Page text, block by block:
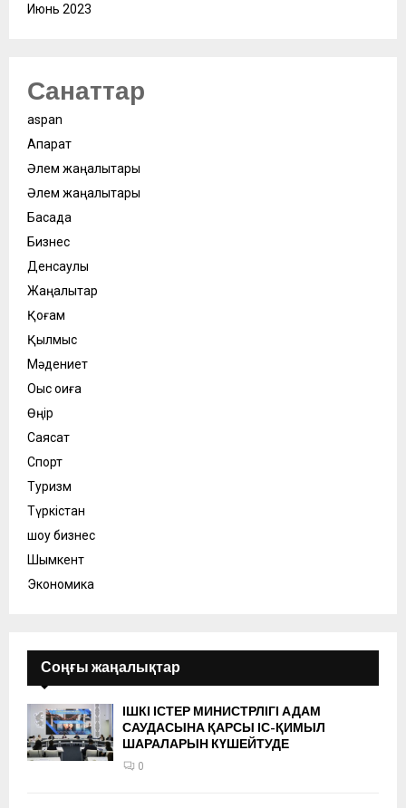
Июнь 2023
Санаттар
aspan
Ақпарат
Әлем жаңалықтары
Әлем жаңалықтары
Басқада
Бизнес
Денсаулық
Жаңалықтар
Қоғам
Қылмыс
Мәдениет
Оқыс оқиға
Өңір
Саясат
Спорт
Туризм
Түркістан
шоу бизнес
Шымкент
Экономика
Соңғы жаңалықтар
ІШКІ ІСТЕР МИНИСТРЛІГІ АДАМ
САУДАСЫНА ҚАРСЫ ІС-ҚИМЫЛ
ШАРАЛАРЫН КҮШЕЙТУДЕ
0